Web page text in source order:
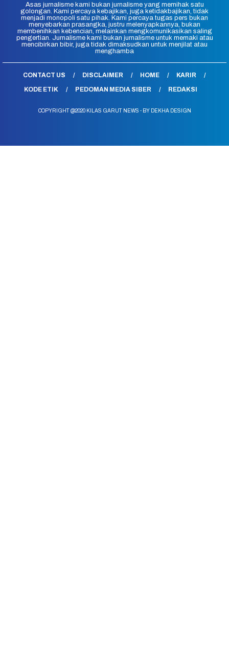
Asas jurnalisme kami bukan jurnalisme yang memihak satu
golongan. Kami percaya kebajikan, juga ketidakbajikan, tidak
menjadi monopoli satu pihak. Kami percaya tugas pers bukan
menyebarkan prasangka, justru melenyapkannya, bukan
membenihkan kebencian, melainkan mengkomunikasikan saling
pengertian. Jurnalisme kami bukan jurnalisme untuk memaki atau
mencibirkan bibir, juga tidak dimaksudkan untuk menjilat atau
menghamba
CONTACT US DISCLAIMER HOME
KARIR
KODE ETIK
PEDOMAN MEDIA SIBER REDAKSI
COPYRIGHT @2020 KILAS GARUT NEWS - BY DEKHA DESIGN